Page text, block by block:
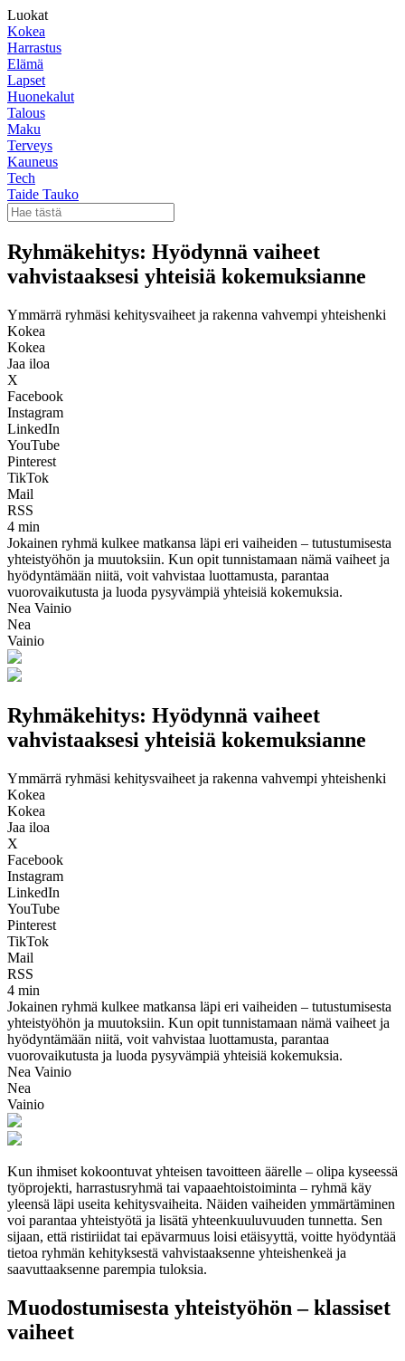
Luokat
Kokea
Harrastus
Elämä
Lapset
Huonekalut
Talous
Maku
Terveys
Kauneus
Tech
Taide Tauko
Ryhmäkehitys: Hyödynnä vaiheet
vahvistaaksesi yhteisiä kokemuksianne
Ymmärrä ryhmäsi kehitysvaiheet ja rakenna vahvempi yhteishenki
Kokea
Kokea
Jaa iloa
X
Facebook
Instagram
LinkedIn
YouTube
Pinterest
TikTok
Mail
RSS
4 min
Jokainen ryhmä kulkee matkansa läpi eri vaiheiden – tutustumisesta
yhteistyöhön ja muutoksiin. Kun opit tunnistamaan nämä vaiheet ja
hyödyntämään niitä, voit vahvistaa luottamusta, parantaa
vuorovaikutusta ja luoda pysyvämpiä yhteisiä kokemuksia.
Nea Vainio
Nea
Vainio
Ryhmäkehitys: Hyödynnä vaiheet
vahvistaaksesi yhteisiä kokemuksianne
Ymmärrä ryhmäsi kehitysvaiheet ja rakenna vahvempi yhteishenki
Kokea
Kokea
Jaa iloa
X
Facebook
Instagram
LinkedIn
YouTube
Pinterest
TikTok
Mail
RSS
4 min
Jokainen ryhmä kulkee matkansa läpi eri vaiheiden – tutustumisesta
yhteistyöhön ja muutoksiin. Kun opit tunnistamaan nämä vaiheet ja
hyödyntämään niitä, voit vahvistaa luottamusta, parantaa
vuorovaikutusta ja luoda pysyvämpiä yhteisiä kokemuksia.
Nea Vainio
Nea
Vainio
Kun ihmiset kokoontuvat yhteisen tavoitteen äärelle – olipa kyseessä
työprojekti, harrastusryhmä tai vapaaehtoistoiminta – ryhmä käy
yleensä läpi useita kehitysvaiheita. Näiden vaiheiden ymmärtäminen
voi parantaa yhteistyötä ja lisätä yhteenkuuluvuuden tunnetta. Sen
sijaan, että ristiriidat tai epävarmuus loisi etäisyyttä, voitte hyödyntää
tietoa ryhmän kehityksestä vahvistaaksenne yhteishenkeä ja
saavuttaaksenne parempia tuloksia.
Muodostumisesta yhteistyöhön – klassiset
vaiheet